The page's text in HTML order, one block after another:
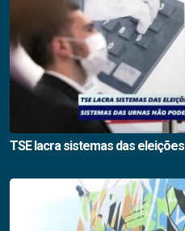
TSE lacra sistemas das eleições